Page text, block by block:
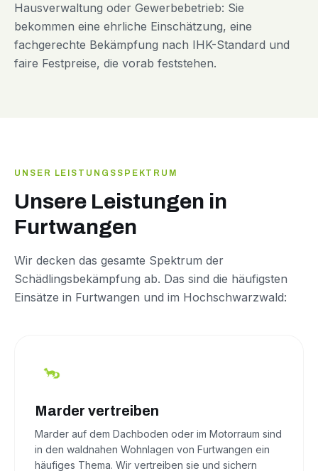
Hausverwaltung oder Gewerbebetrieb: Sie
bekommen eine ehrliche Einschätzung, eine
fachgerechte Bekämpfung nach IHK-Standard und
faire Festpreise, die vorab feststehen.
UNSER LEISTUNGSSPEKTRUM
Unsere Leistungen in
Furtwangen
Wir decken das gesamte Spektrum der
Schädlingsbekämpfung ab. Das sind die häufigsten
Einsätze in Furtwangen und im Hochschwarzwald:
Marder vertreiben
Marder auf dem Dachboden oder im Motorraum sind
in den waldnahen Wohnlagen von Furtwangen ein
häufiges Thema. Wir vertreiben sie und sichern